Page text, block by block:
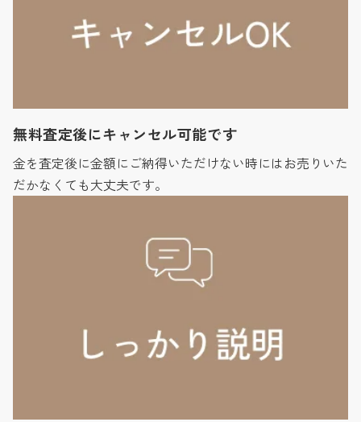
無料査定後にキャンセル可能です
金を査定後に金額にご納得いただけない時にはお売りいた
だかなくても大丈夫です。